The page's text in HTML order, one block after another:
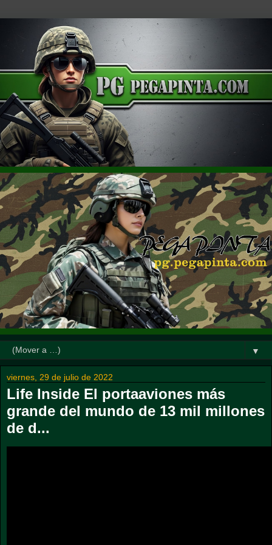
▼
viernes, 29 de julio de 2022
Life Inside El portaaviones más
grande del mundo de 13 mil millones
de d...